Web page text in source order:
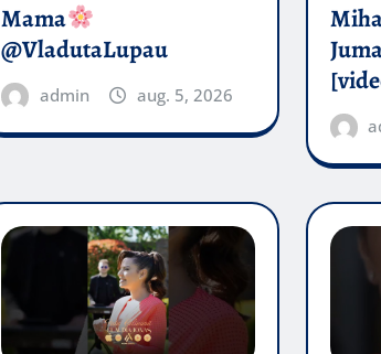
Mama
@VladutaLupau
admin aug. 5, 2026